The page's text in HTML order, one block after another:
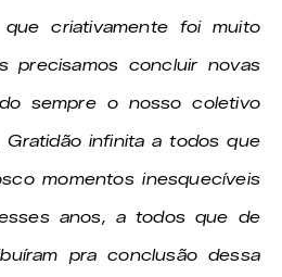
criativamente foi muito
precisamos concluir novas
sempre o nosso coletivo
Gratidão infinita a todos que
momentos inesquecíveis
anos, a todos que de
pra conclusão dessa